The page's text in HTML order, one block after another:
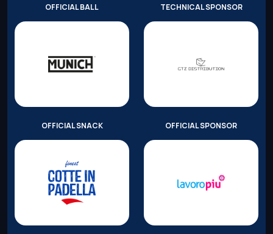
OFFICIAL BALL TECHNICAL SPONSOR
OFFICIAL SNACK OFFICIAL SPONSOR